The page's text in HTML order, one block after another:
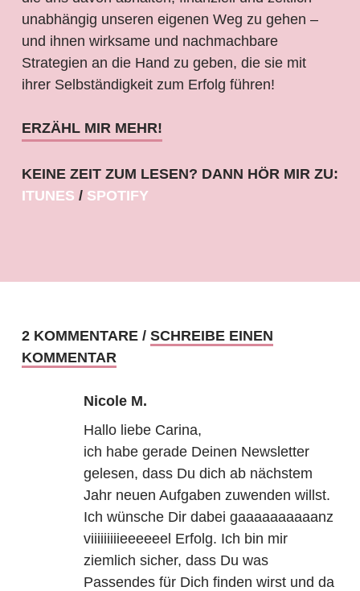
unabhängig unseren eigenen Weg zu gehen –
und ihnen wirksame und nachmachbare
Strategien an die Hand zu geben, die sie mit
ihrer Selbständigkeit zum Erfolg führen!
ERZÄHL MIR MEHR!
KEINE ZEIT ZUM LESEN? DANN HÖR MIR ZU:
ITUNES
SPOTIFY
2 KOMMENTARE / SCHREIBE EINEN
KOMMENTAR
Nicole M.
Hallo liebe Carina,
ich habe gerade Deinen Newsletter
gelesen, dass Du dich ab nächstem
Jahr neuen Aufgaben zuwenden willst.
Ich wünsche Dir dabei gaaaaaaaaaanz
viiiiiiiiieeeeeel Erfolg. Ich bin mir
ziemlich sicher, dass Du was
Passendes für Dich finden wirst und da